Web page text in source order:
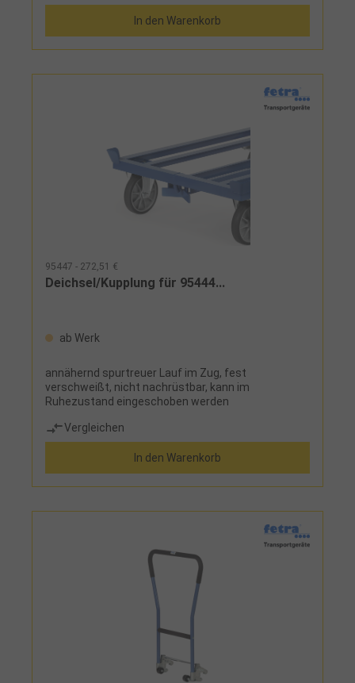
In den Warenkorb
95447 - 272,51 €
Deichsel/Kupplung für 95444...
ab Werk
annähernd spurtreuer Lauf im Zug, fest
verschweißt, nicht nachrüstbar, kann im
Ruhezustand eingeschoben werden
Vergleichen
In den Warenkorb